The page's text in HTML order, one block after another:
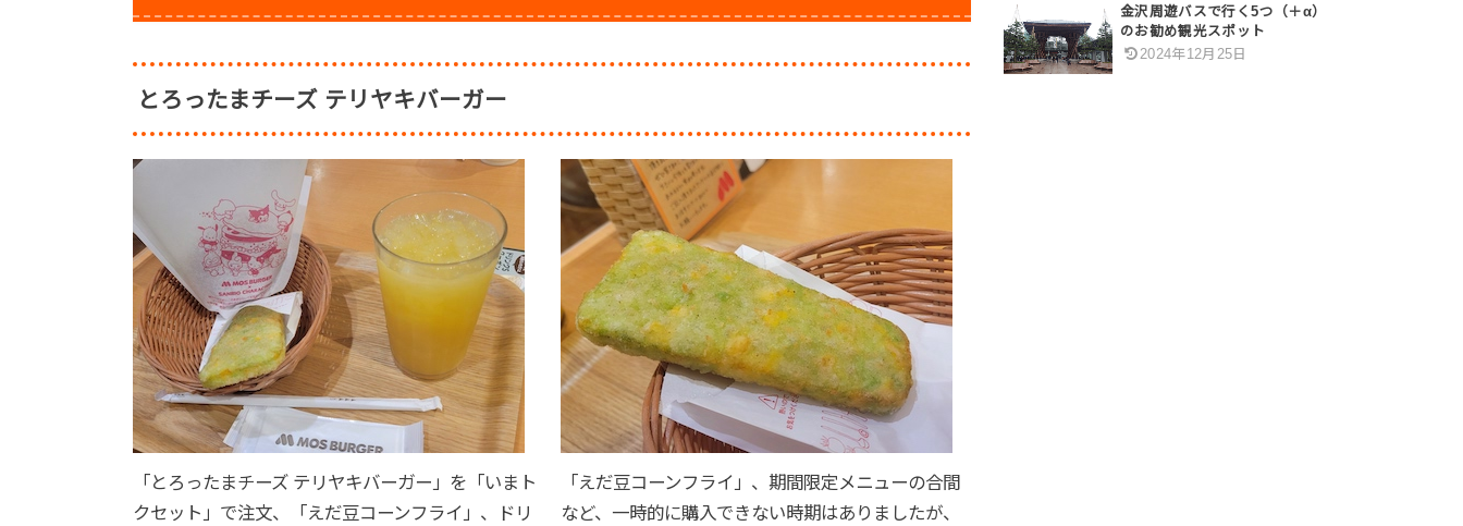
とろったまチーズ テリヤキバーガー
「とろったまチーズ テリヤキバーガー」を「いまト
クセット」で注文、「えだ豆コーンフライ」、ドリ
「えだ豆コーンフライ」、期間限定メニューの合間
など、一時的に購入できない時期はありましたが、
金沢周遊バスで行く5つ（＋α）
のお勧め観光スポット
2024年12月25日